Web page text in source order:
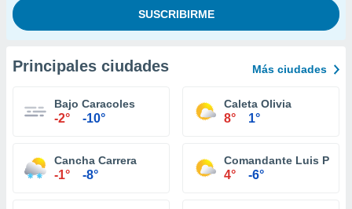
Principales ciudades Más ciudades
Bajo Caracoles
-2° -10°
Caleta Olivia
8° 1°
Cancha Carrera
-1° -8°
Comandante Luis
4° -6°